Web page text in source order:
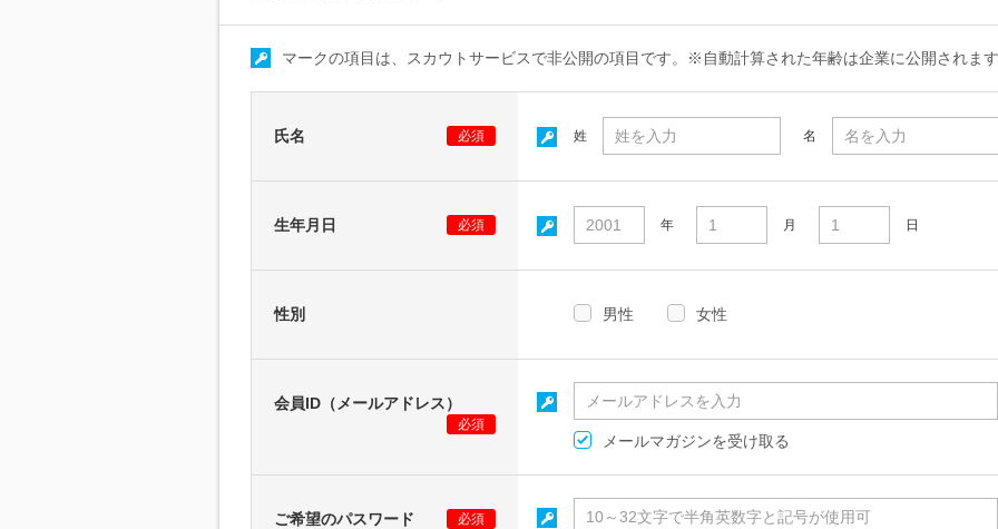
マークの項目は、スカウトサービスで非公開の項目です。※自動計算された年齢は企業に公開されま
氏名 必須 姓 名
生年月日 必須 年 月 日
性別 男性 女性
会員ID（メールアドレス）
必須
メールマガジンを受け取る
ご希望のパスワード 必須